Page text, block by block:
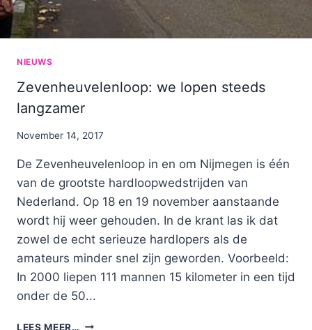
NIEUWS
Zevenheuvelenloop: we lopen steeds
langzamer
By
November 14, 2017
De Zevenheuvelenloop in en om Nijmegen is één
van de grootste hardloopwedstrijden van
Nederland. Op 18 en 19 november aanstaande
wordt hij weer gehouden. In de krant las ik dat
zowel de echt serieuze hardlopers als de
amateurs minder snel zijn geworden. Voorbeeld:
In 2000 liepen 111 mannen 15 kilometer in een tijd
onder de 50...
LEES MEER… ZEVENHEUVELENLOOP: